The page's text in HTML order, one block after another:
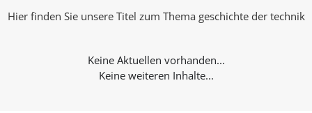
Hier finden Sie unsere Titel zum Thema geschichte der technik
Keine weiteren Inhalte...